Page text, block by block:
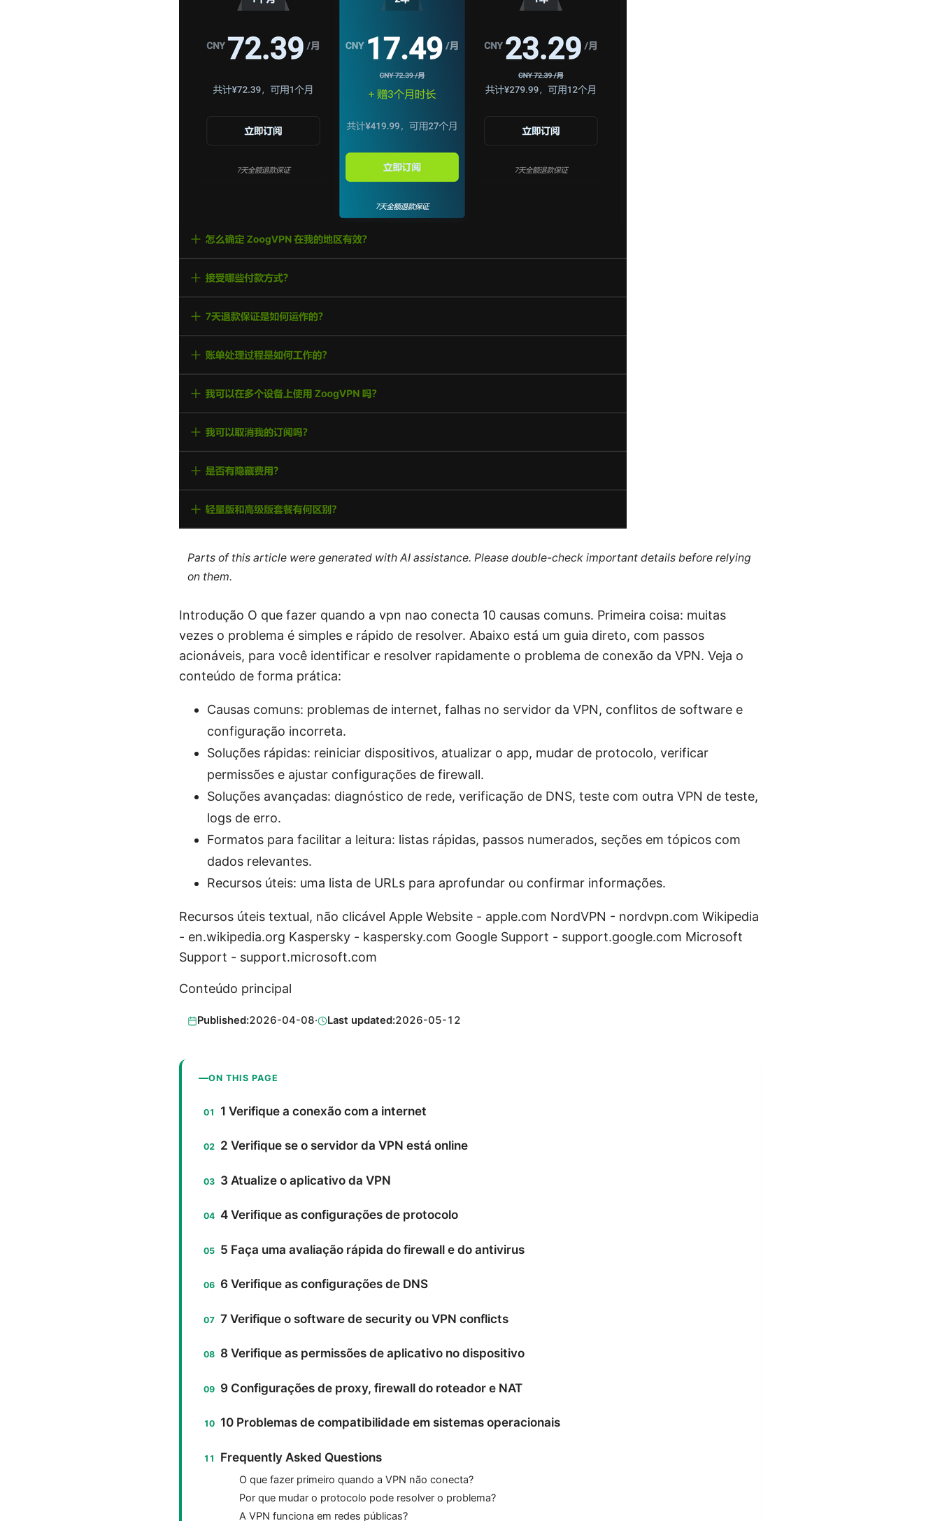
Parts of this article were generated with AI assistance. Please double-check important details before relying
on them.
Introdução O que fazer quando a vpn nao conecta 10 causas comuns. Primeira coisa: muitas
vezes o problema é simples e rápido de resolver. Abaixo está um guia direto, com passos
acionáveis, para você identificar e resolver rapidamente o problema de conexão da VPN. Veja o
conteúdo de forma prática:
Causas comuns: problemas de internet, falhas no servidor da VPN, conflitos de software e
configuração incorreta.
Soluções rápidas: reiniciar dispositivos, atualizar o app, mudar de protocolo, verificar
permissões e ajustar configurações de firewall.
Soluções avançadas: diagnóstico de rede, verificação de DNS, teste com outra VPN de teste,
logs de erro.
Formatos para facilitar a leitura: listas rápidas, passos numerados, seções em tópicos com
dados relevantes.
Recursos úteis: uma lista de URLs para aprofundar ou confirmar informações.
Recursos úteis textual, não clicável Apple Website - apple.com NordVPN - nordvpn.com Wikipedia
- en.wikipedia.org Kaspersky - kaspersky.com Google Support - support.google.com Microsoft
Support - support.microsoft.com
Conteúdo principal
Published:2026-04-08· Last updated:2026-05-12
ON THIS PAGE
1 Verifique a conexão com a internet
2 Verifique se o servidor da VPN está online
3 Atualize o aplicativo da VPN
4 Verifique as configurações de protocolo
5 Faça uma avaliação rápida do firewall e do antivirus
6 Verifique as configurações de DNS
7 Verifique o software de security ou VPN conflicts
8 Verifique as permissões de aplicativo no dispositivo
9 Configurações de proxy, firewall do roteador e NAT
10 Problemas de compatibilidade em sistemas operacionais
Frequently Asked Questions
O que fazer primeiro quando a VPN não conecta?
Por que mudar o protocolo pode resolver o problema?
A VPN funciona em redes públicas?